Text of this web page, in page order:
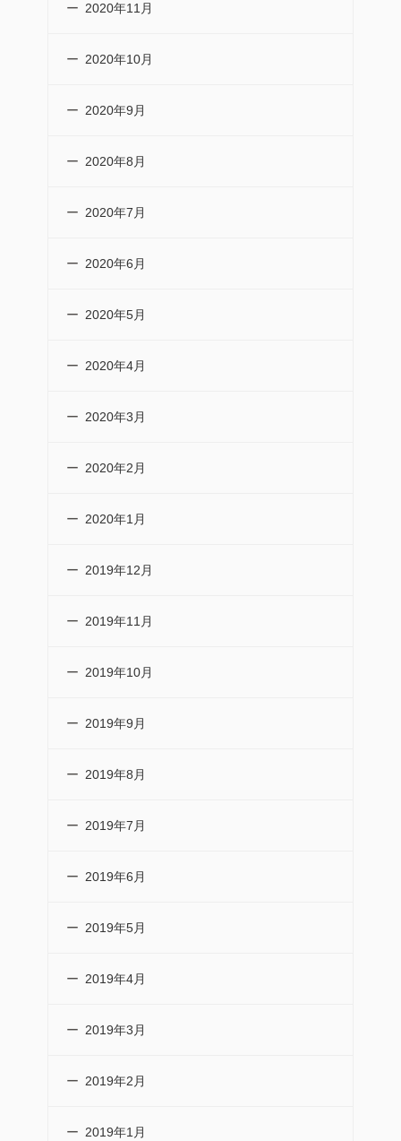
2020年11月
2020年10月
2020年9月
2020年8月
2020年7月
2020年6月
2020年5月
2020年4月
2020年3月
2020年2月
2020年1月
2019年12月
2019年11月
2019年10月
2019年9月
2019年8月
2019年7月
2019年6月
2019年5月
2019年4月
2019年3月
2019年2月
2019年1月